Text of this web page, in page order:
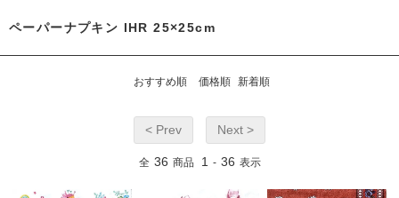
ペーパーナプキン IHR 25×25cm
おすすめ順 価格順 新着順
< Prev Next >
全 36 商品 1 - 36 表示